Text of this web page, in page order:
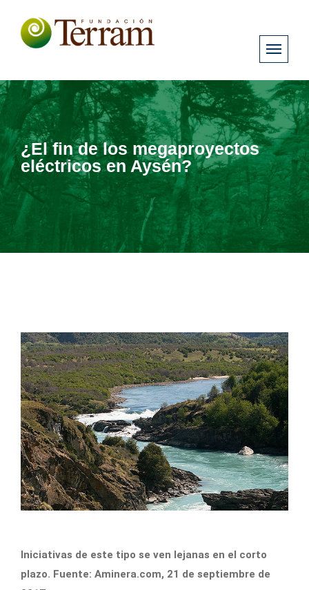
¿El fin de los megaproyectos
eléctricos en Aysén?
Iniciativas de este tipo se ven lejanas en el corto
plazo. Fuente: Aminera.com, 21 de septiembre de